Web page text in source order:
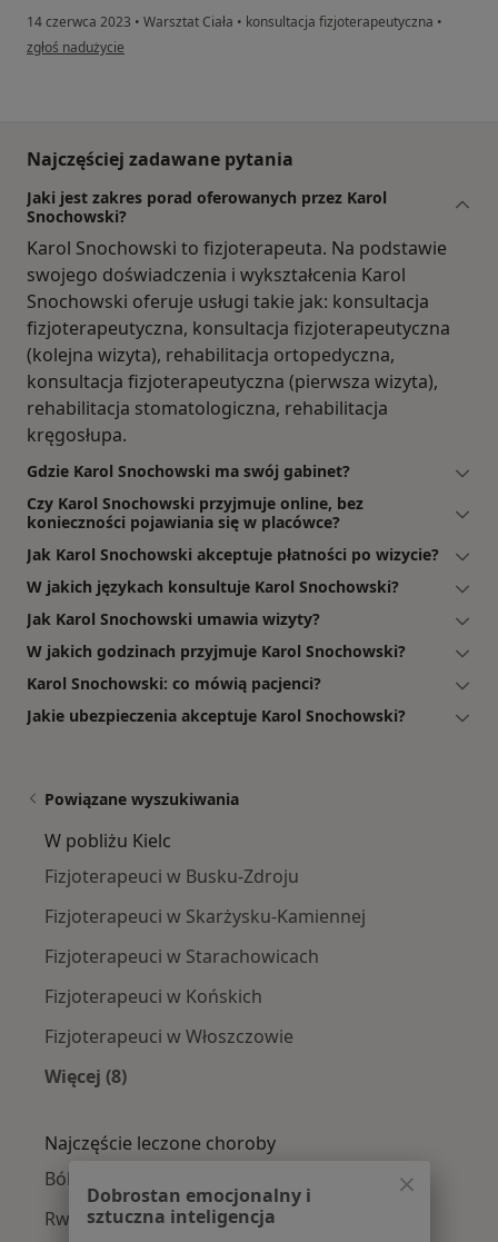
14 czerwca 2023 • Warsztat Ciała • konsultacja fizjoterapeutyczna •
w opinii użytkownika Daniel Zawada
zgłoś nadużycie
Najczęściej zadawane pytania
Jaki jest zakres porad oferowanych przez Karol
Snochowski?
Karol Snochowski to fizjoterapeuta. Na podstawie
swojego doświadczenia i wykształcenia Karol
Snochowski oferuje usługi takie jak: konsultacja
fizjoterapeutyczna, konsultacja fizjoterapeutyczna
(kolejna wizyta), rehabilitacja ortopedyczna,
konsultacja fizjoterapeutyczna (pierwsza wizyta),
rehabilitacja stomatologiczna, rehabilitacja
kręgosłupa.
Gdzie Karol Snochowski ma swój gabinet?
Czy Karol Snochowski przyjmuje online, bez
konieczności pojawiania się w placówce?
Jak Karol Snochowski akceptuje płatności po wizycie?
W jakich językach konsultuje Karol Snochowski?
Jak Karol Snochowski umawia wizyty?
W jakich godzinach przyjmuje Karol Snochowski?
Karol Snochowski: co mówią pacjenci?
Jakie ubezpieczenia akceptuje Karol Snochowski?
Powiązane wyszukiwania
W pobliżu Kielc
Fizjoterapeuci w Busku-Zdroju
Fizjoterapeuci w Skarżysku-Kamiennej
Fizjoterapeuci w Starachowicach
Fizjoterapeuci w Końskich
Fizjoterapeuci w Włoszczowie
Więcej (8)
Najczęście leczone choroby
Bóle kręgosłupa w Kielcach
Rwa kulszowa w Kielcach
Dobrostan emocjonalny i
sztuczna inteligencja